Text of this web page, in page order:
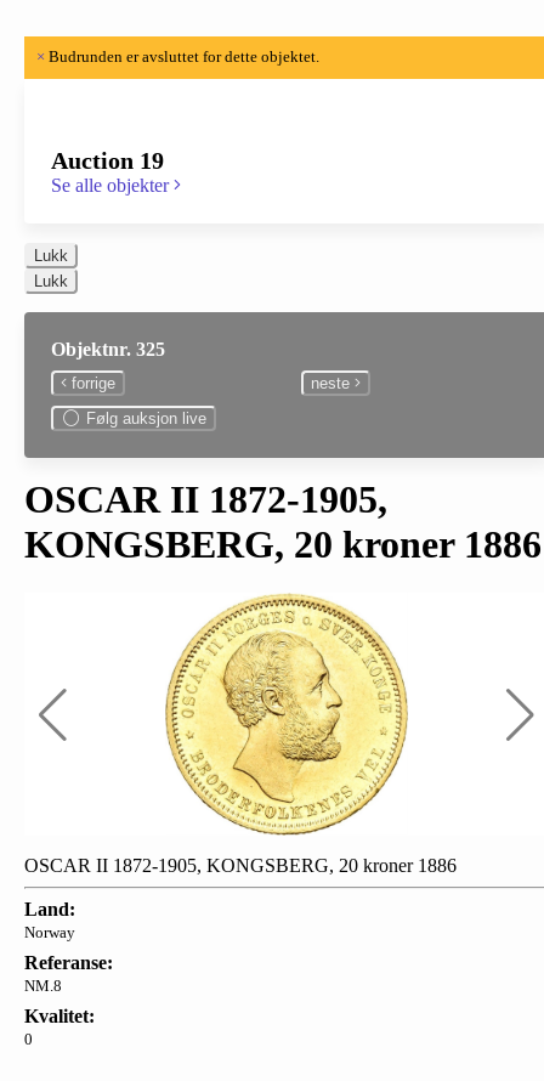
× Budrunden er avsluttet for dette objektet.
Auction 19
Se alle objekter
Lukk
Lukk
Objektnr. 325
forrige
neste
Følg auksjon live
OSCAR II 1872-1905,
KONGSBERG, 20 kroner 1886
OSCAR II 1872-1905, KONGSBERG, 20 kroner 1886
Land:
Norway
Referanse:
NM.8
Kvalitet:
0